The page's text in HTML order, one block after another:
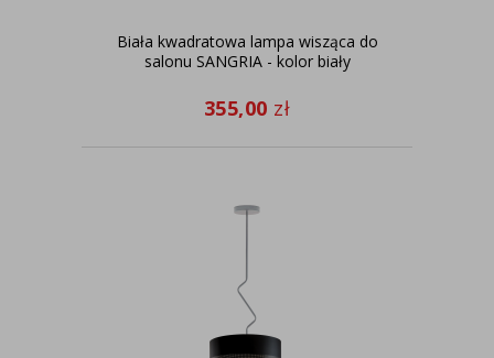
Biała kwadratowa lampa wisząca do
salonu SANGRIA - kolor biały
355,00 zł